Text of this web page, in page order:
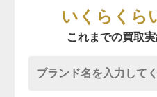
いくらくら
これまでの買取